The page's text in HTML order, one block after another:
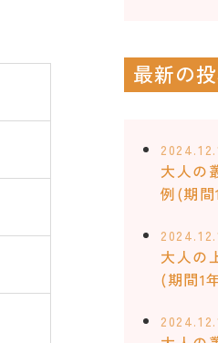
最新の
大人の
例(期間
大人の
(期間1